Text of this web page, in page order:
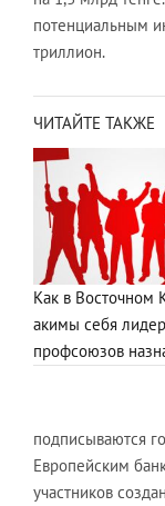
потенциальным
триллион.
ЧИТАЙТЕ ТАКЖЕ
Как в Восточном
акимы себя
профсоюзов
подписываются
Европейским
участников